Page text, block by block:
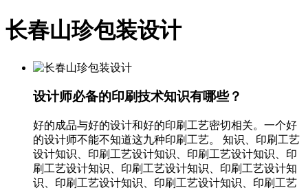
长春山珍包装设计
设计师必备的印刷技术知识有哪些？
好的成品与好的设计和好的印刷工艺密切相关。一个好
的设计师不能不知道这九种印刷工艺。 知识、印刷工艺
设计知识、印刷工艺设计知识、印刷工艺设计知识、印
刷工艺设计知识、印刷工艺设计知识、印刷工艺设计知
识、印刷工艺设计知识、印刷工艺设计知识、印刷工艺